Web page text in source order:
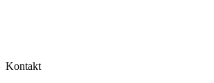
Kontakt